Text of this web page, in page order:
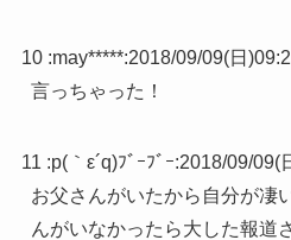
10 :may*****:2018/09/09(日
言っちゃった！
11 :p(｀ε´q)ﾌﾞｰﾌﾞｰ:2018/09/09(
お父さんがいたから自分が凄
んがいなかったら大した報道